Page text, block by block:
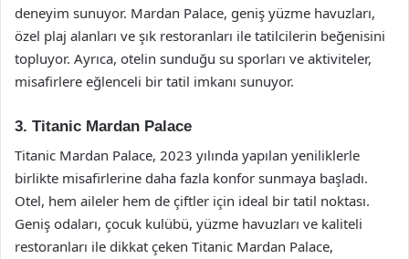
deneyim sunuyor. Mardan Palace, geniş yüzme havuzları,
özel plaj alanları ve şık restoranları ile tatilcilerin beğenisini
topluyor. Ayrıca, otelin sunduğu su sporları ve aktiviteler,
misafirlere eğlenceli bir tatil imkanı sunuyor.
3. Titanic Mardan Palace
Titanic Mardan Palace, 2023 yılında yapılan yeniliklerle
birlikte misafirlerine daha fazla konfor sunmaya başladı.
Otel, hem aileler hem de çiftler için ideal bir tatil noktası.
Geniş odaları, çocuk kulübü, yüzme havuzları ve kaliteli
restoranları ile dikkat çeken Titanic Mardan Palace,